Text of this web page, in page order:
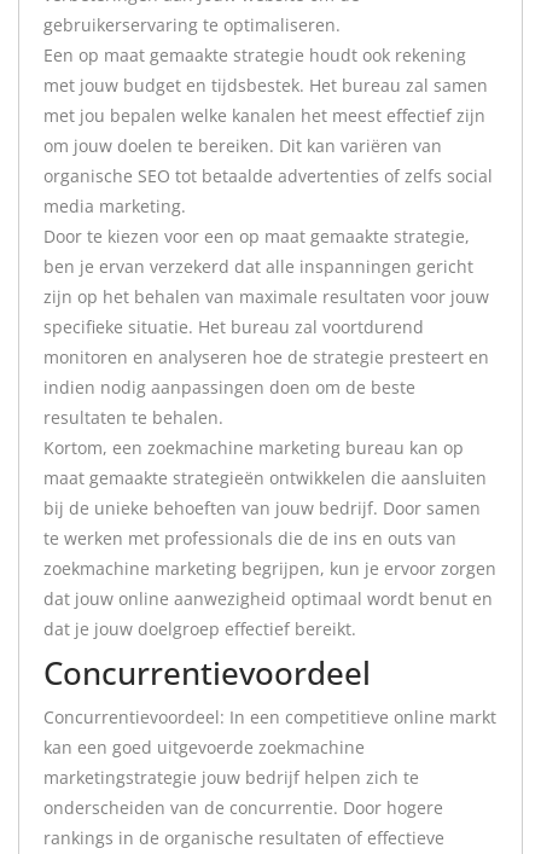
gebruikerservaring te optimaliseren.
Een op maat gemaakte strategie houdt ook rekening
met jouw budget en tijdsbestek. Het bureau zal samen
met jou bepalen welke kanalen het meest effectief zijn
om jouw doelen te bereiken. Dit kan variëren van
organische SEO tot betaalde advertenties of zelfs social
media marketing.
Door te kiezen voor een op maat gemaakte strategie,
ben je ervan verzekerd dat alle inspanningen gericht
zijn op het behalen van maximale resultaten voor jouw
specifieke situatie. Het bureau zal voortdurend
monitoren en analyseren hoe de strategie presteert en
indien nodig aanpassingen doen om de beste
resultaten te behalen.
Kortom, een zoekmachine marketing bureau kan op
maat gemaakte strategieën ontwikkelen die aansluiten
bij de unieke behoeften van jouw bedrijf. Door samen
te werken met professionals die de ins en outs van
zoekmachine marketing begrijpen, kun je ervoor zorgen
dat jouw online aanwezigheid optimaal wordt benut en
dat je jouw doelgroep effectief bereikt.
Concurrentievoordeel
Concurrentievoordeel: In een competitieve online markt
kan een goed uitgevoerde zoekmachine
marketingstrategie jouw bedrijf helpen zich te
onderscheiden van de concurrentie. Door hogere
rankings in de organische resultaten of effectieve